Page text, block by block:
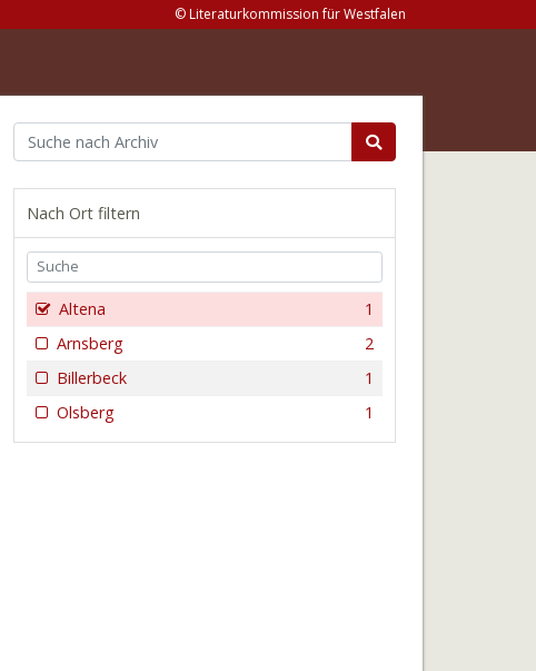
© Literaturkommission für Westfalen
Nach Ort filtern
1
Altena
2
Arnsberg
1
Billerbeck
1
Olsberg